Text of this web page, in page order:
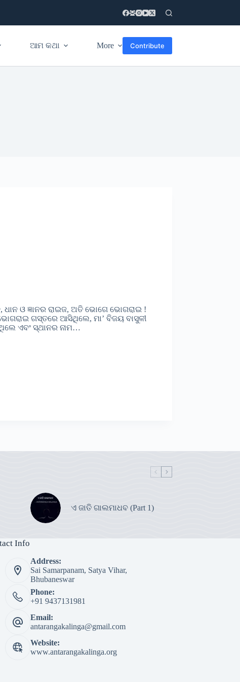
ଆମ କଥା More Contribute
ଓ ଜ୍ଞାନର ରାଇଜ, ଅତି ଭୋଗେ ଭୋଗରାଇ !
ଗସ୍ତରେ ଆସିଥିଲେ, ମା’ ବିଜୟ ବାସୁଳୀ
ଏବଂ ସ୍ଥାନର ନାମ…
ଏ ଜାତି ଗାଲମାଧବ (Part 1)
Info
Address:
Sai Samarpanam, Satya Vihar,
Bhubaneswar
Phone:
+91 9437131981
Email:
antarangakalinga@gmail.com
Website:
www.antarangakalinga.org